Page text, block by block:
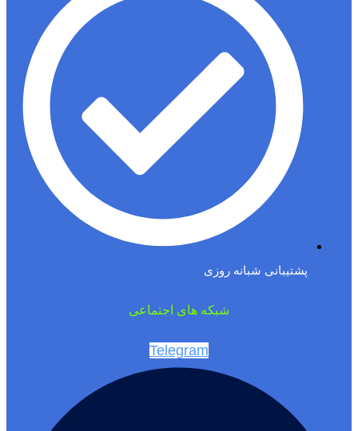
پشتیبانی شبانه روزی
شبکه های اجتماعی
Telegram